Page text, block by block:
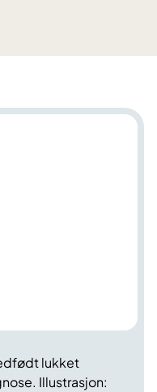
lukket
Illustrasjon: